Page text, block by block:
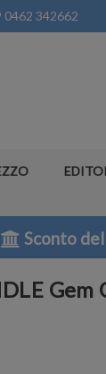
0462 342662
Sconto
Gem